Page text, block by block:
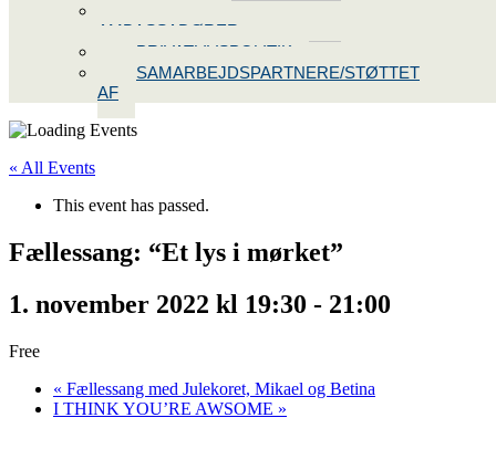
AMBASSADØRER
PRIVATLIVSPOLITIK
SAMARBEJDSPARTNERE/STØTTET
AF
« All Events
This event has passed.
Fællessang: “Et lys i mørket”
1. november 2022 kl 19:30 - 21:00
Free
« Fællessang med Julekoret, Mikael og Betina
I THINK YOU’RE AWSOME »